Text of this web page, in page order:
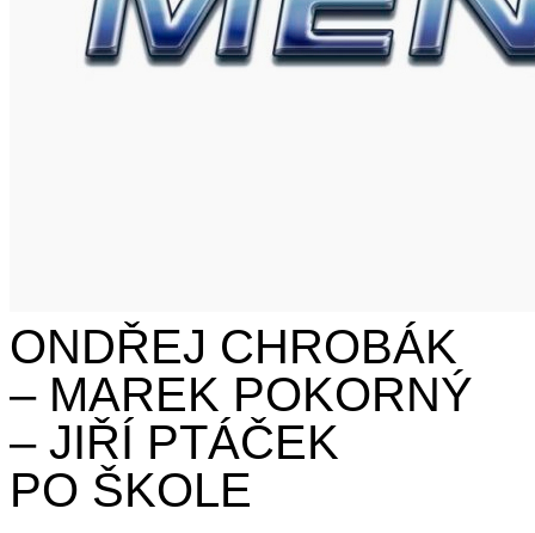
ONDŘEJ CHROBÁK
– MAREK POKORNÝ
– JIŘÍ PTÁČEK
PO ŠKOLE